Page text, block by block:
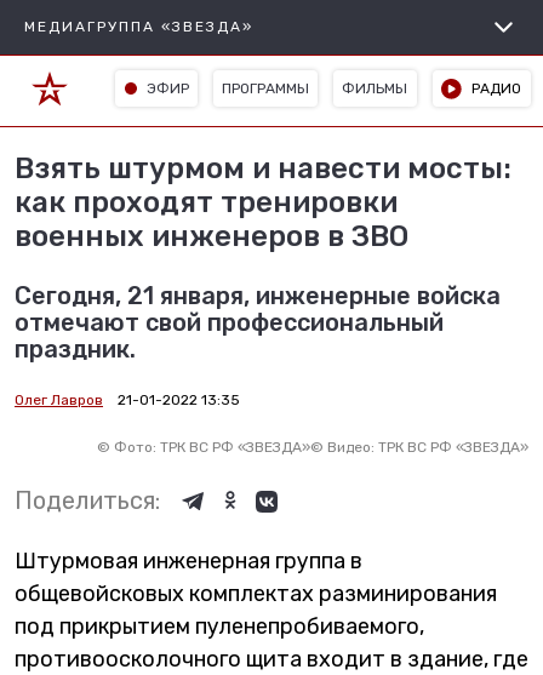
МЕДИАГРУППА «ЗВЕЗДА»
ЭФИР ПРОГРАММЫ ФИЛЬМЫ РАДИО
Взять штурмом и навести мосты:
как проходят тренировки
военных инженеров в ЗВО
Сегодня, 21 января, инженерные войска
отмечают свой профессиональный
праздник.
Олег Лавров 21-01-2022 13:35
© Фото: ТРК ВС РФ «ЗВЕЗДА»© Видео: ТРК ВС РФ «ЗВЕЗДА»
Поделиться:
Штурмовая инженерная группа в
общевойсковых комплектах разминирования
под прикрытием пуленепробиваемого,
противоосколочного щита входит в здание, где